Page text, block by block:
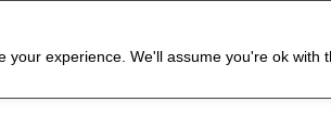
your experience. We'll assume you're ok with